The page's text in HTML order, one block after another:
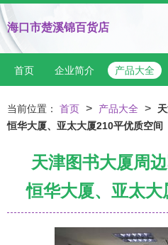
海口市楚溪锦百货店
首页 企业简介 产品大全
当前位置： 首页 > 产品大全 >
恒华大厦、亚太大厦210平优质空间
天津图书大厦周
恒华大厦、亚太大